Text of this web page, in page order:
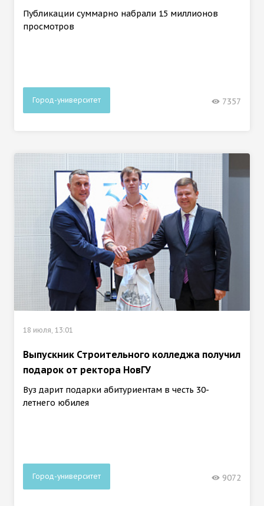
Публикации суммарно набрали 15 миллионов
просмотров
Город-университет 7357
18 июля, 13:01
Выпускник Строительного колледжа получил
подарок от ректора НовГУ
Вуз дарит подарки абитуриентам в честь 30-
летнего юбилея
Город-университет 9072